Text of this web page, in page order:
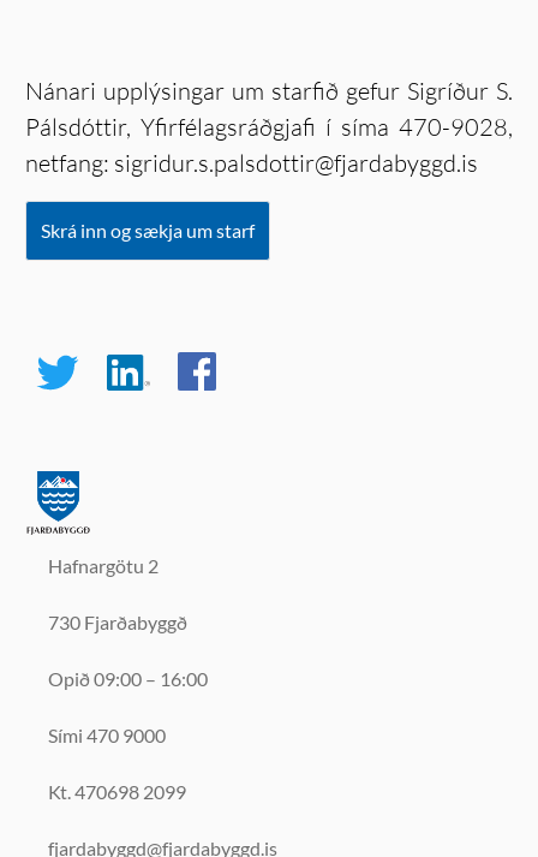
Nánari upplýsingar um starfið gefur Sigríður S.
Pálsdóttir, Yfirfélagsráðgjafi í síma 470-9028,
netfang: sigridur.s.palsdottir@fjardabyggd.is
Skrá inn og sækja um starf
Hafnargötu 2
730 Fjarðabyggð
Opið 09:00 – 16:00
Sími 470 9000
Kt. 470698 2099
fjardabyggd@fjardabyggd.is